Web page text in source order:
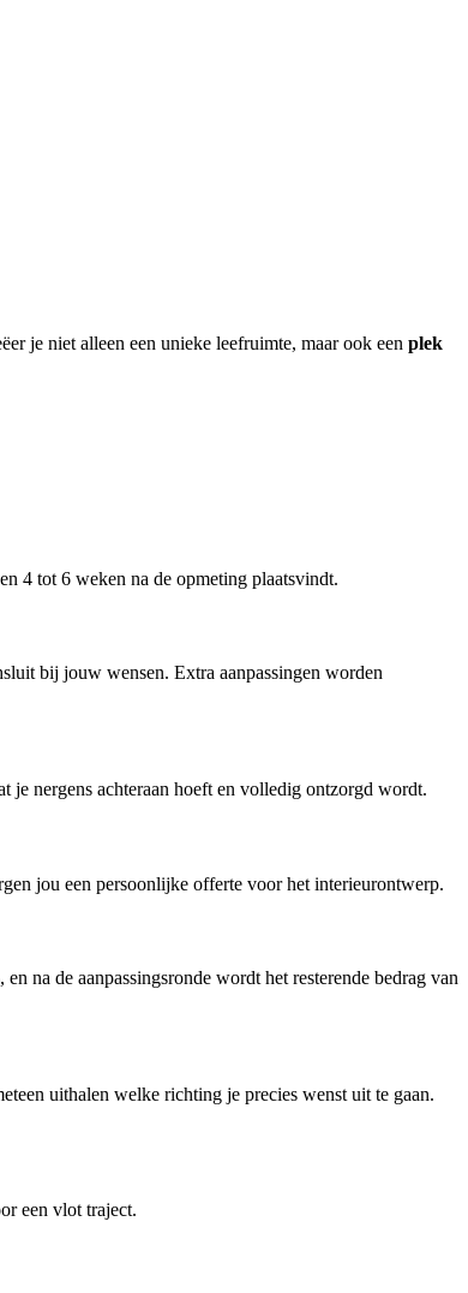
je niet alleen een unieke leefruimte, maar ook een plek
4 tot 6 weken na de opmeting plaatsvindt.
bij jouw wensen. Extra aanpassingen worden
je nergens achteraan hoeft en volledig ontzorgd wordt.
jou een persoonlijke offerte voor het interieurontwerp.
na de aanpassingsronde wordt het resterende bedrag van
uithalen welke richting je precies wenst uit te gaan.
een vlot traject.